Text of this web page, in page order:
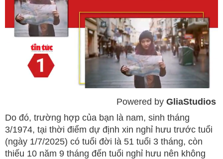
Powered by GliaStudios
Do đó, trường hợp của bạn là nam, sinh tháng
3/1974, tại thời điểm dự định xin nghỉ hưu trước tuổi
(ngày 1/7/2025) có tuổi đời là 51 tuổi 3 tháng, còn
thiếu 10 năm 9 tháng đến tuổi nghỉ hưu nên không